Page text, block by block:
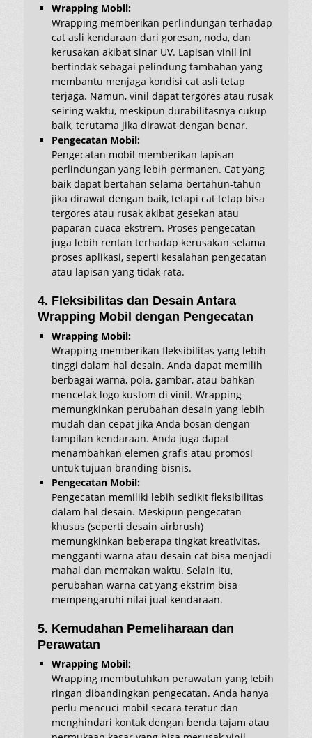
Wrapping Mobil:
Wrapping memberikan perlindungan terhadap
cat asli kendaraan dari goresan, noda, dan
kerusakan akibat sinar UV. Lapisan vinil ini
bertindak sebagai pelindung tambahan yang
membantu menjaga kondisi cat asli tetap
terjaga. Namun, vinil dapat tergores atau rusak
seiring waktu, meskipun durabilitasnya cukup
baik, terutama jika dirawat dengan benar.
Pengecatan Mobil:
Pengecatan mobil memberikan lapisan
perlindungan yang lebih permanen. Cat yang
baik dapat bertahan selama bertahun-tahun
jika dirawat dengan baik, tetapi cat tetap bisa
tergores atau rusak akibat gesekan atau
paparan cuaca ekstrem. Proses pengecatan
juga lebih rentan terhadap kerusakan selama
proses aplikasi, seperti kesalahan pengecatan
atau lapisan yang tidak rata.
4. Fleksibilitas dan Desain Antara
Wrapping Mobil dengan Pengecatan
Wrapping Mobil:
Wrapping memberikan fleksibilitas yang lebih
tinggi dalam hal desain. Anda dapat memilih
berbagai warna, pola, gambar, atau bahkan
mencetak logo kustom di vinil. Wrapping
memungkinkan perubahan desain yang lebih
mudah dan cepat jika Anda bosan dengan
tampilan kendaraan. Anda juga dapat
menambahkan elemen grafis atau promosi
untuk tujuan branding bisnis.
Pengecatan Mobil:
Pengecatan memiliki lebih sedikit fleksibilitas
dalam hal desain. Meskipun pengecatan
khusus (seperti desain airbrush)
memungkinkan beberapa tingkat kreativitas,
mengganti warna atau desain cat bisa menjadi
mahal dan memakan waktu. Selain itu,
perubahan warna cat yang ekstrim bisa
mempengaruhi nilai jual kendaraan.
5. Kemudahan Pemeliharaan dan
Perawatan
Wrapping Mobil:
Wrapping membutuhkan perawatan yang lebih
ringan dibandingkan pengecatan. Anda hanya
perlu mencuci mobil secara teratur dan
menghindari kontak dengan benda tajam atau